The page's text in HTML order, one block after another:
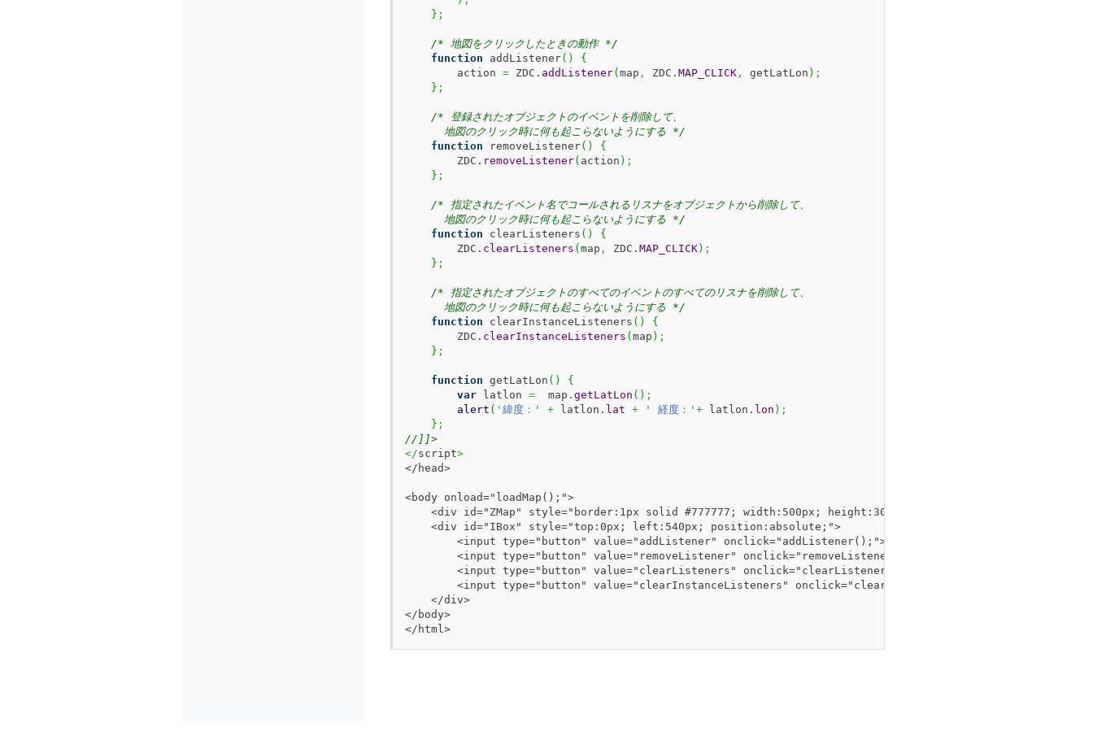
} ;
/* 地図をクリックしたときの動作 */
function addListener( )
{
        action
= ZDC. addListener( map , ZDC. MAP_CLICK , getLatLon ) ;
} ;
/* 登録されたオブジェクトのイベントを削除して、
      地図のクリック時に何も起こらないようにする */
function removeListener( )
{
        ZDC.
removeListener( action ) ;
} ;
/* 指定されたイベント名でコールされるリスナをオブジェクトから削除して、
      地図のクリック時に何も起こらないようにする */
function clearListeners ( )
{
        ZDC.
clearListeners ( map , ZDC. MAP_CLICK) ;
} ;
/* 指定されたオブジェクトのすべてのイベントのすべてのリスナを削除して、
      地図のクリック時に何も起こらないようにする */
function clearInstanceListeners ( )
{
        ZDC.
clearInstanceListeners ( map ) ;
} ;
function getLatLon ( )
{
var latlon =
  map.
getLatLon ( ) ;
alert ( '緯度：' + latlon. lat + ' 経度：' + latlon. lon ) ;
} ;
//]]>
</script>
</head>
<body onload="loadMap();">
<div id="ZMap" style="border:1px solid #777777; width:500px; height:300px; top:0px; left:20px;
    <div id="IBox" style="top:0px; left:540px; position:absolute;">
        <input type="button" value="addListener" onclick="addListener();"><br>
        <input type="button" value="removeListener" onclick="removeListener();"><br>
        <input type="button" value="clearListeners" onclick="clearListeners();"><br>
        <input type="button" value="clearInstanceListeners" onclick="clearInstanceListeners();">
    </div>
</body>
</html>